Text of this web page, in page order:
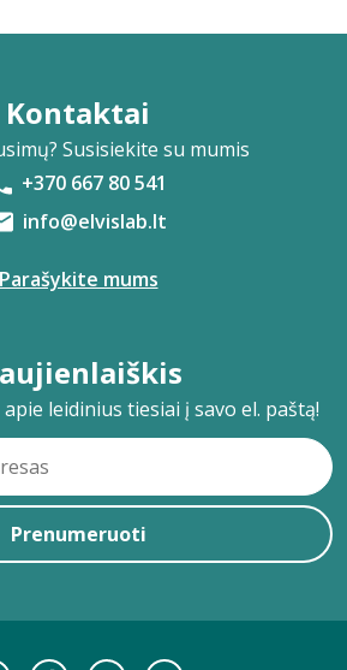
Kontaktai
Susisiekite su mumis
+370 667 80 541
info@elvislab.lt
Parašykite mums
leidinius tiesiai į savo el. paštą!
Prenumeruoti